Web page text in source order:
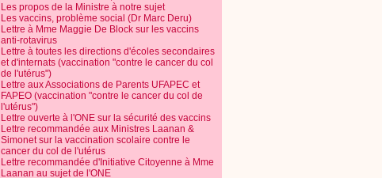
Les propos de la Ministre à notre sujet
Les vaccins, problème social (Dr Marc Deru)
Lettre à Mme Maggie De Block sur les vaccins
anti-rotavirus
Lettre à toutes les directions d'écoles secondaires
et d'internats (vaccination "contre le cancer du col
de l'utérus")
Lettre aux Associations de Parents UFAPEC et
FAPEO (vaccination "contre le cancer du col de
l'utérus")
Lettre ouverte à l'ONE sur la sécurité des vaccins
Lettre recommandée aux Ministres Laanan &
Simonet sur la vaccination scolaire contre le
cancer du col de l'utérus
Lettre recommandée d'Initiative Citoyenne à Mme
Laanan au sujet de l'ONE